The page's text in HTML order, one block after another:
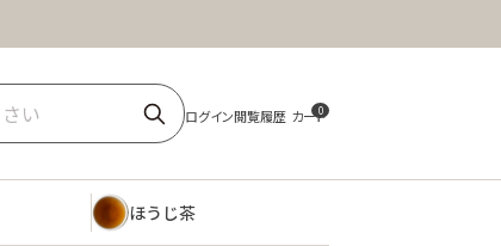
0
商品一覧
ほうじ茶